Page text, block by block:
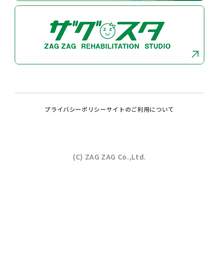
プライバシーポリシーサイトのご利⽤について
(C) ZAG ZAG Co.,Ltd.